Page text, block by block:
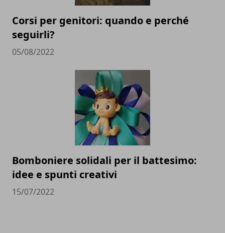
Corsi per genitori: quando e perché
seguirli?
05/08/2022
Bomboniere solidali per il battesimo:
idee e spunti creativi
15/07/2022